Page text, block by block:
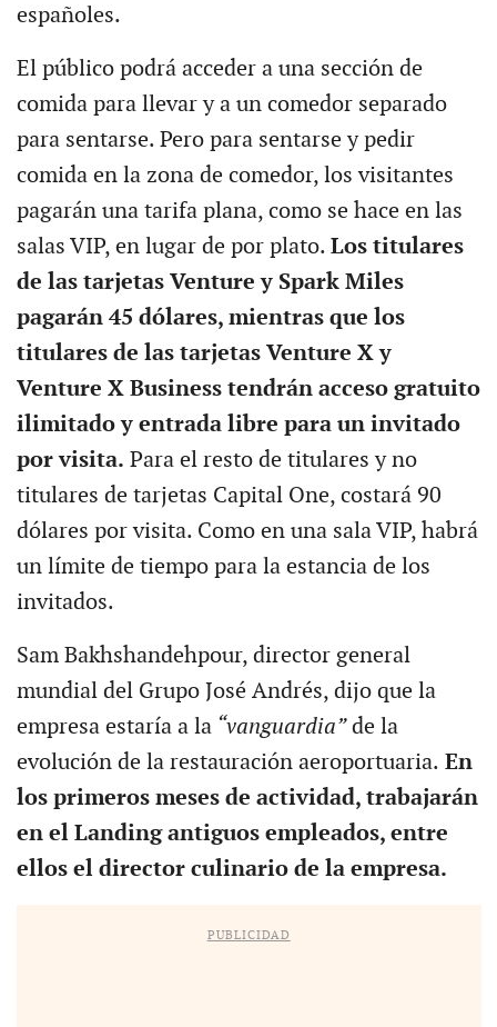
españoles.
El público podrá acceder a una sección de
comida para llevar y a un comedor separado
para sentarse. Pero para sentarse y pedir
comida en la zona de comedor, los visitantes
pagarán una tarifa plana, como se hace en las
salas VIP, en lugar de por plato. Los titulares
de las tarjetas Venture y Spark Miles
pagarán 45 dólares, mientras que los
titulares de las tarjetas Venture X y
Venture X Business tendrán acceso gratuito
ilimitado y entrada libre para un invitado
por visita. Para el resto de titulares y no
titulares de tarjetas Capital One, costará 90
dólares por visita. Como en una sala VIP, habrá
un límite de tiempo para la estancia de los
invitados.
Sam Bakhshandehpour, director general
mundial del Grupo José Andrés, dijo que la
empresa estaría a la“vanguardia”de la
evolución de la restauración aeroportuaria. En
los primeros meses de actividad, trabajarán
en el Landing antiguos empleados, entre
ellos el director culinario de la empresa.
PUBLICIDAD